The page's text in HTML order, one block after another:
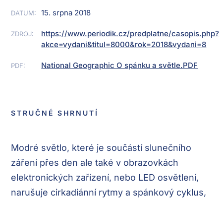
DATUM: 15. srpna 2018
ZDROJ:
https://www.periodik.cz/predplatne/casopis.php?
akce=vydani&titul=8000&rok=2018&vydani=8
PDF: National Geographic O spánku a světle.PDF
STRUČNÉ SHRNUTÍ
Modré světlo, které je součástí slunečního
záření přes den ale také v obrazovkách
elektronických zařízení, nebo LED osvětlení,
narušuje cirkadiánní rytmy a spánkový cyklus,